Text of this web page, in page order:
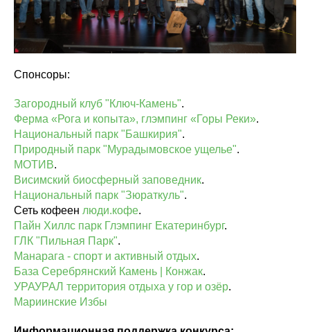
Спонсоры:
Загородный клуб "Ключ-Камень".
Ферма «Рога и копыта», глэмпинг «Горы Реки».
Национальный парк "Башкирия".
Природный парк "Мурадымовское ущелье".
МОТИВ.
Висимский биосферный заповедник.
Национальный парк "Зюраткуль".
Сеть кофеен люди.кофе.
Пайн Хиллс парк Глэмпинг Екатеринбург.
ГЛК "Пильная Парк".
Манарага - спорт и активный отдых.
База Серебрянский Камень | Конжак.
УРАУРАЛ территория отдыха у гор и озёр.
Мариинские Избы